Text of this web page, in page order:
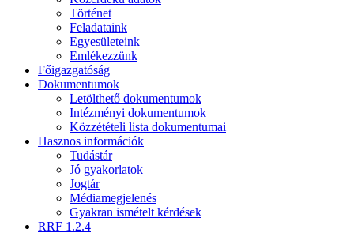
Történet
Feladataink
Egyesületeink
Emlékezzünk
Főigazgatóság
Dokumentumok
Letölthető dokumentumok
Intézményi dokumentumok
Közzétételi lista dokumentumai
Hasznos információk
Tudástár
Jó gyakorlatok
Jogtár
Médiamegjelenés
Gyakran ismételt kérdések
RRF 1.2.4